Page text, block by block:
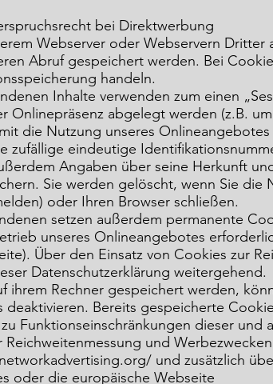
bei Direktwerbung
Webserver oder Webservern Dritter
Abruf gespeichert werden. Bei
handeln.
Inhalte verwenden zum einen
Onlinepräsenz abgelegt werden (z.B.
die Nutzung unseres
zufällige eindeutige
Angaben über seine Herkunft
Sie werden gelöscht, wenn Sie die
oder Ihren Browser schließen.
setzen außerdem permanente
unseres Onlineangebotes
Über den Einsatz von Cookies zur
Datenschutzerklärung weitergehend.
ihrem Rechner gespeichert werden,
Bereits gespeicherte
Funktionseinschränkungen dieser und
und
und zusätzlich
oder die europäische Webseite